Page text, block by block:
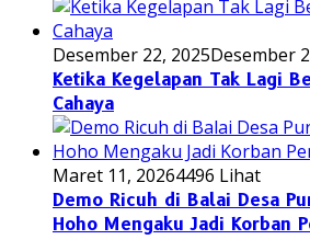
Desember 22, 2025Desember
Ketika Kegelapan Tak Lagi
Cahaya
Maret 11, 20264496 Lihat
Demo Ricuh di Balai Desa
Hoho Mengaku Jadi Korban